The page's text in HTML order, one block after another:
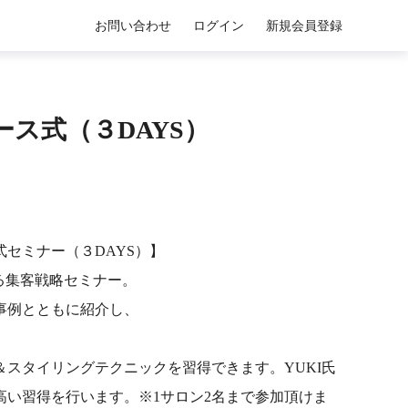
お問い合わせ ログイン 新規会員登録
式（３DAYS）
ミナー（３DAYS）】
客戦略セミナー。
とともに紹介し、
タイリングテクニックを習得できます。YUKI氏
習得を行います。※1サロン2名まで参加頂けま